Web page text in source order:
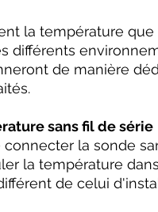
la température
différents
de manière
sans fil de série
connecter la sonde
la température
de celui